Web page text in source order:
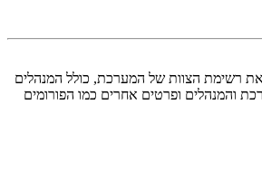
רשימת הצוות של המערכת, כולל המנהלים
והמנהלים ופרטים אחרים כמו הפורומים